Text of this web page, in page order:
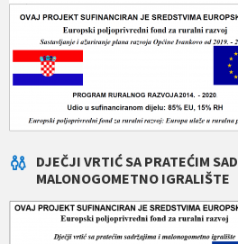
DJEČJI VRTIĆ SA PRATEĆIM
MALONOGOMETNO IGRALIŠTE